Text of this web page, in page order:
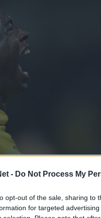
- Do Not Process My
opt-out of the sale, sharing to
for targeted
Πάσος Φερέιρα
επιθετικός